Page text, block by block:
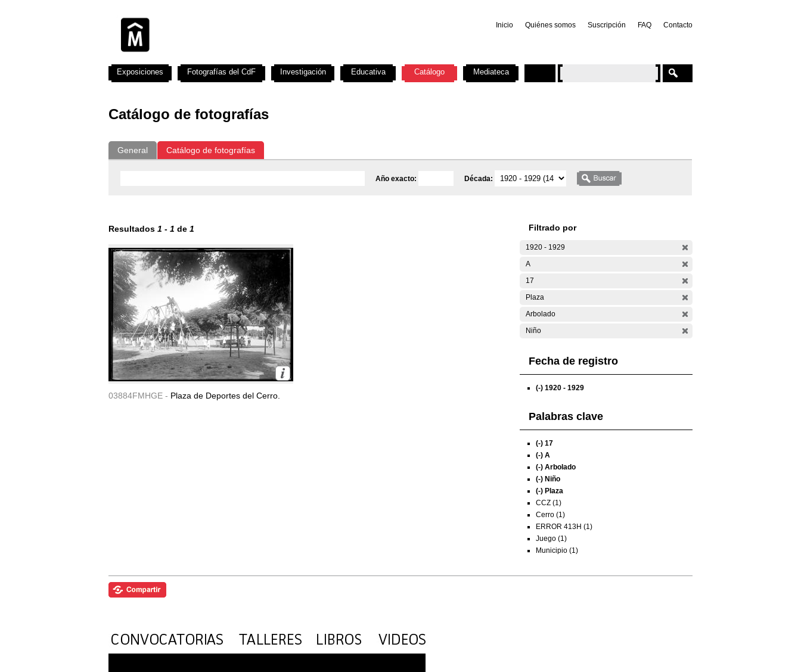
Inicio Quiénes somos Suscripción FAQ Contacto
Catálogo de fotografías
General Catálogo de fotografías
Año exacto: Década:
Resultados 1 - 1 de 1
03884FMHGE - Plaza de Deportes del Cerro.
Filtrado por
1920 - 1929
A
17
Plaza
Arbolado
Niño
Fecha de registro
(-) 1920 - 1929
Palabras clave
(-) 17
(-) A
(-) Arbolado
(-) Niño
(-) Plaza
CCZ (1)
Cerro (1)
ERROR 413H (1)
Juego (1)
Municipio (1)
Exposiciones Fotografías del CdF Investigación Educativa Catálogo Mediateca